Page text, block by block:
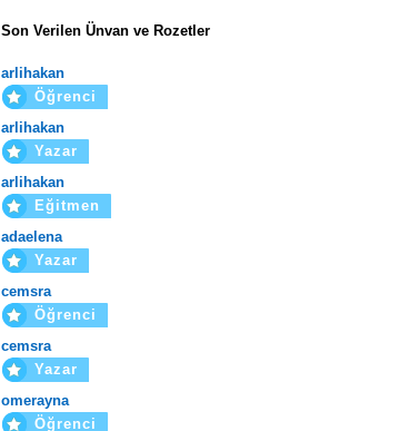
Son Verilen Ünvan ve Rozetler
arlihakan
Öğrenci
arlihakan
Yazar
arlihakan
Eğitmen
adaelena
Yazar
cemsra
Öğrenci
cemsra
Yazar
omerayna
Öğrenci